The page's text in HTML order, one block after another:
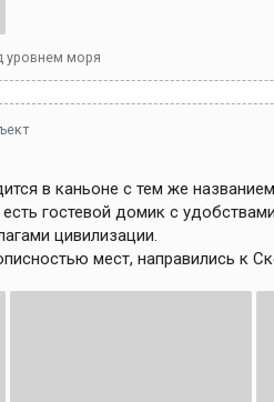
уровнем моря
в каньоне с тем же
есть гостевой домик с
цивилизации.
мест, направились к